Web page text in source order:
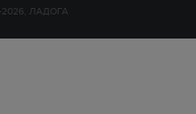
ЛАДОГА